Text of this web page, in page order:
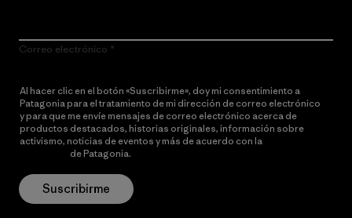
Correo electrónico
Al hacer clic en el botón «Suscribirme», doy mi consentimiento a
Patagonia para el tratamiento de mi dirección de correo electrónico
y para que me envíe mensajes de correo electrónico acerca de
productos destacados, historias originales, información sobre
activismo, noticias de eventos y más de acuerdo con la
de Patagonia.
Suscribirme